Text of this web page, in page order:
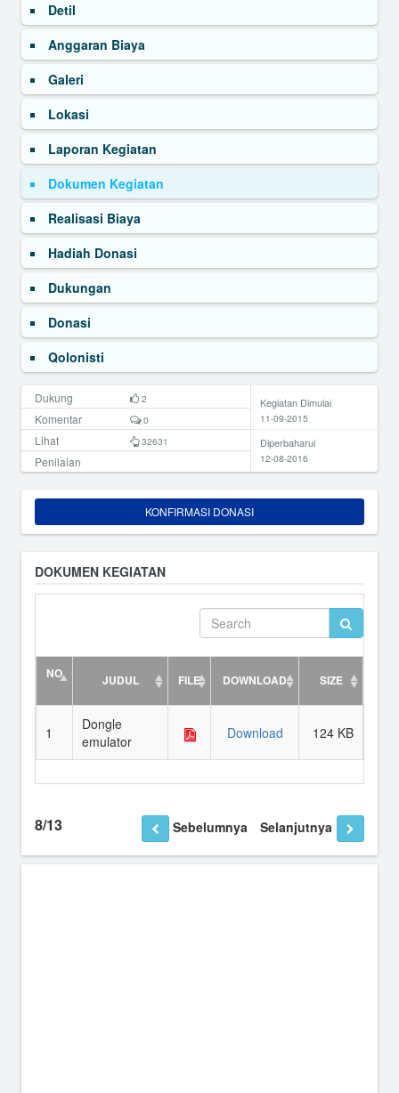
Detil
Anggaran Biaya
Galeri
Lokasi
Laporan Kegiatan
Dokumen Kegiatan
Realisasi Biaya
Hadiah Donasi
Dukungan
Donasi
Qolonisti
Dukung 2
Komentar 0
Lihat 32631
Penilaian
Kegiatan Dimulai
11-09-2015
Diperbaharui
12-08-2016
KONFIRMASI DONASI
DOKUMEN KEGIATAN
NO JUDUL FILE DOWNLOAD SIZE
1
Dongle
emulator
Download 124 KB
8/13 Sebelumnya Selanjutnya